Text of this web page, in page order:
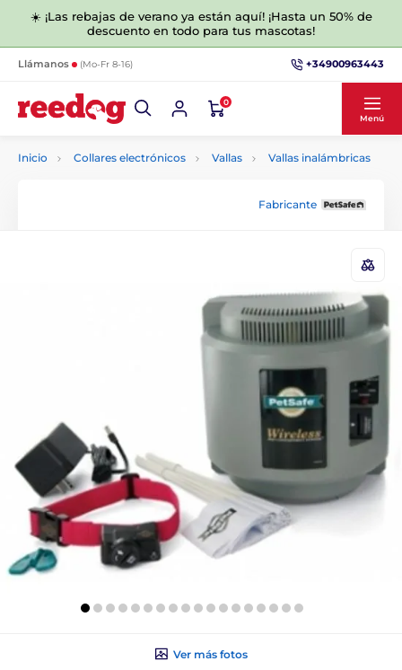
☀️ ¡Las rebajas de verano ya están aquí! ¡Hasta un 50% de
descuento en todo para tus mascotas!
Llámanos (Mo-Fr 8-16) +34900963443
0
Menú
Inicio Collares electrónicos Vallas Vallas inalámbricas
Fabricante
Ver más fotos